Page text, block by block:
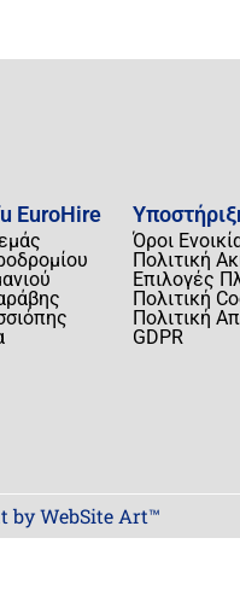
EuroHire
Όροι
Πολιτική
Επιλογές
Πολιτική
Πολιτική
GDPR
by WebSite Art™